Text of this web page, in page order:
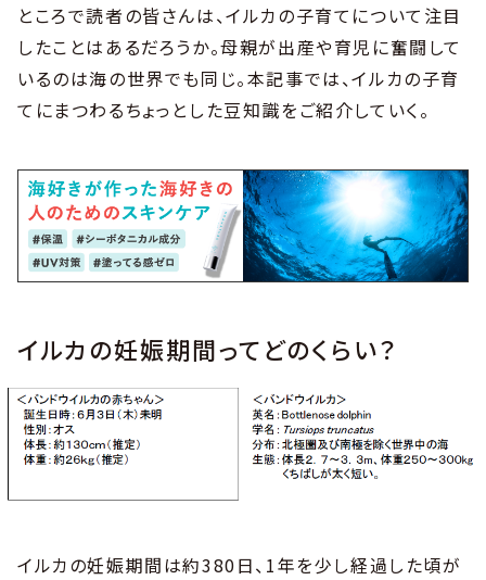
ところで読者の皆さんは、イルカの子育てについて注目
したことはあるだろうか。母親が出産や育児に奮闘して
いるのは海の世界でも同じ。本記事では、イルカの子育
てにまつわるちょっとした豆知識をご紹介していく。
イルカの妊娠期間ってどのくらい？
イルカの妊娠期間は約380日、1年を少し経過した頃が